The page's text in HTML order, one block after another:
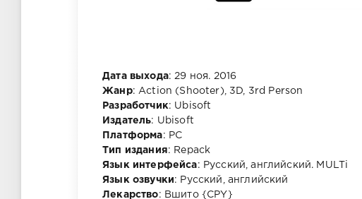
Дата выхода: 29 ноя. 2016
Жанр: Action (Shooter), 3D, 3rd Person
Разработчик: Ubisoft
Издатель: Ubisoft
Платформа: PC
Тип издания: Repack
Язык интерфейса: Русский, английский. MULTi
Язык озвучки: Русский, английский
Лекарство: Вшито {CPY}